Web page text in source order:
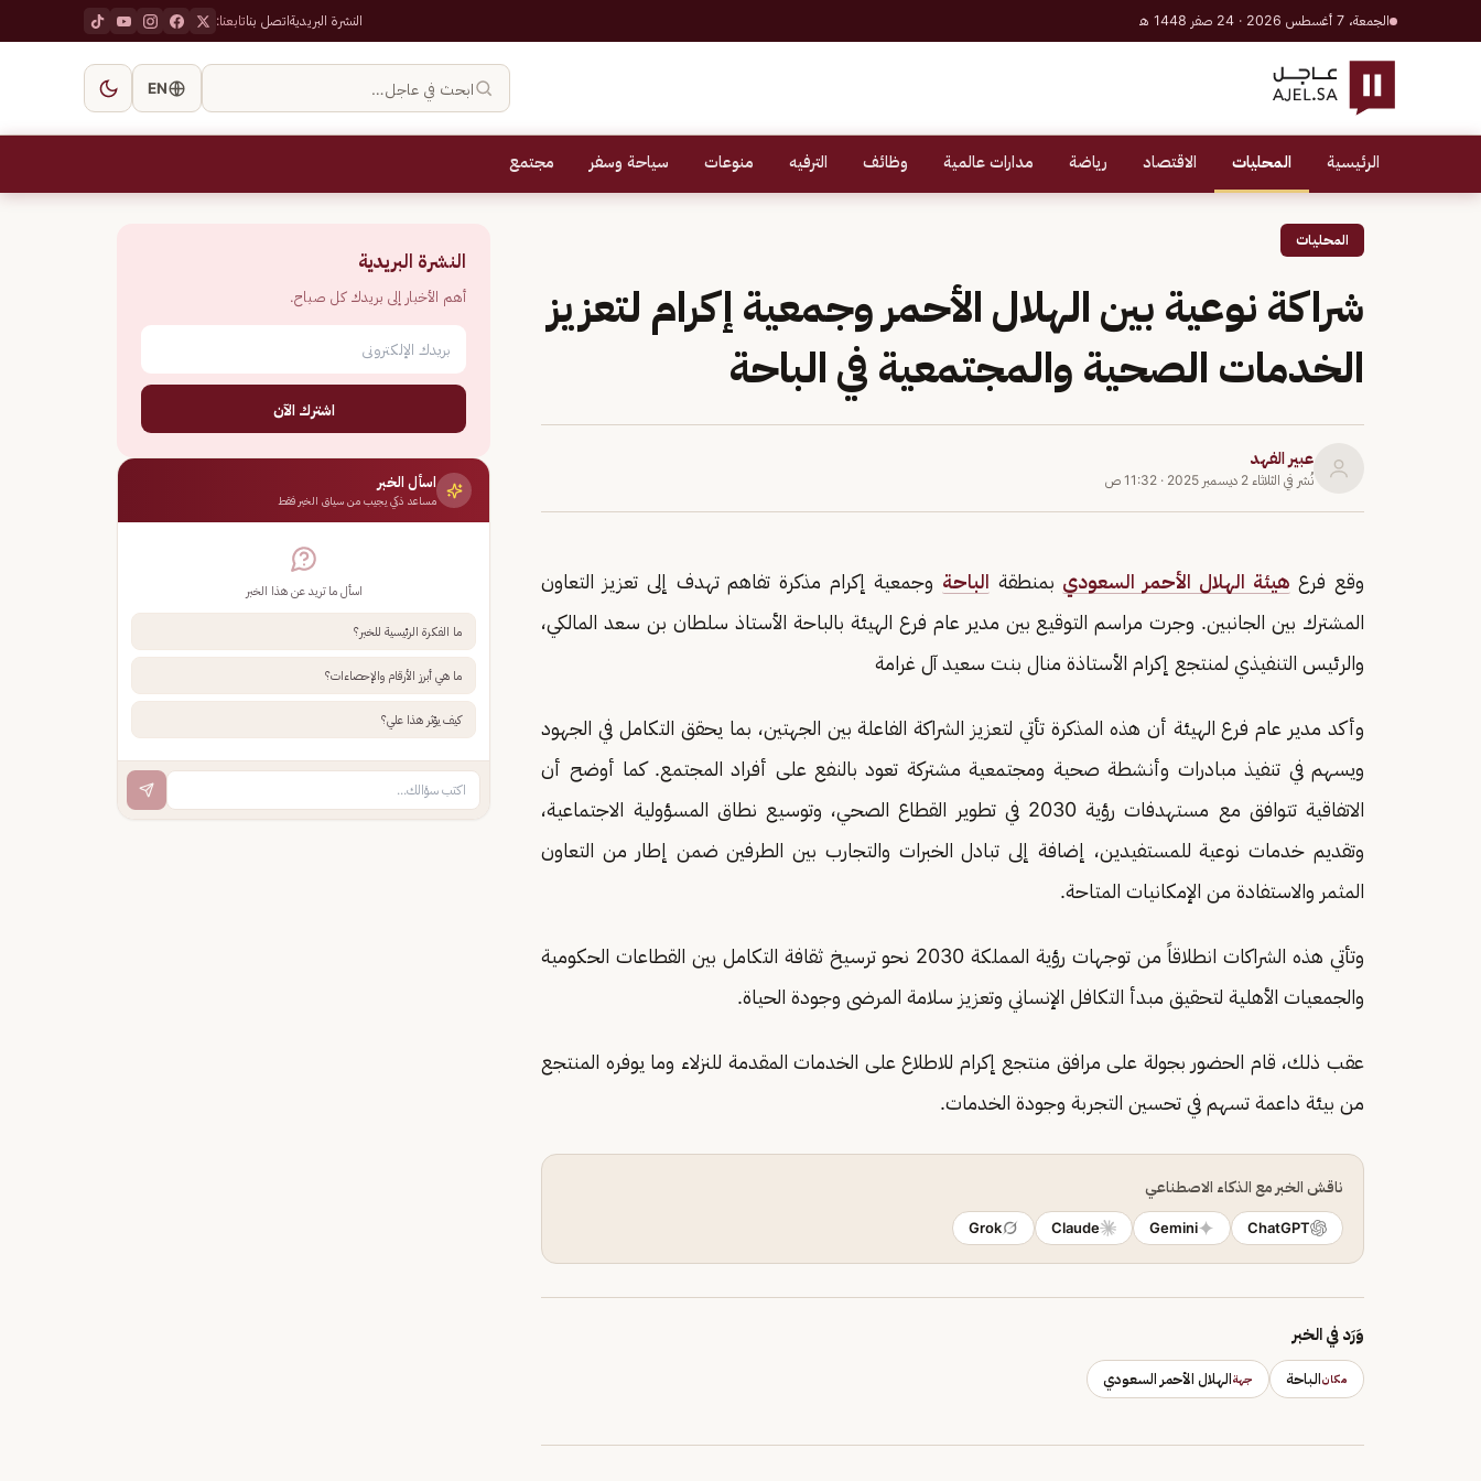
الجمعة، 7 أغسطس 2026 · 24 صفر 1448 هـ النشرة البريديةاتصل بناتابعنا:
ابحث في عاجل… EN
الرئيسية المحليات الاقتصاد رياضة مدارات عالمية وظائف الترفيه منوعات سياحة وسفر مجتمع
المحليات
شراكة نوعية بين الهلال الأحمر وجمعية إكرام لتعزيز
الخدمات الصحية والمجتمعية في الباحة
عبير الفهد
نُشر في الثلاثاء 2 ديسمبر 2025 · 11:32 ص
وقع فرع هيئة الهلال الأحمر السعودي بمنطقة الباحة وجمعية إكرام مذكرة تفاهم تهدف إلى تعزيز التعاون
المشترك بين الجانبين. وجرت مراسم التوقيع بين مدير عام فرع الهيئة بالباحة الأستاذ سلطان بن سعد المالكي،
والرئيس التنفيذي لمنتجع إكرام الأستاذة منال بنت سعيد آل غرامة
وأكد مدير عام فرع الهيئة أن هذه المذكرة تأتي لتعزيز الشراكة الفاعلة بين الجهتين، بما يحقق التكامل في الجهود
ويسهم في تنفيذ مبادرات وأنشطة صحية ومجتمعية مشتركة تعود بالنفع على أفراد المجتمع. كما أوضح أن
الاتفاقية تتوافق مع مستهدفات رؤية 2030 في تطوير القطاع الصحي، وتوسيع نطاق المسؤولية الاجتماعية،
وتقديم خدمات نوعية للمستفيدين، إضافة إلى تبادل الخبرات والتجارب بين الطرفين ضمن إطار من التعاون
المثمر والاستفادة من الإمكانيات المتاحة.
وتأتي هذه الشراكات انطلاقاً من توجهات رؤية المملكة 2030 نحو ترسيخ ثقافة التكامل بين القطاعات الحكومية
والجمعيات الأهلية لتحقيق مبدأ التكافل الإنساني وتعزيز سلامة المرضى وجودة الحياة.
عقب ذلك، قام الحضور بجولة على مرافق منتجع إكرام للاطلاع على الخدمات المقدمة للنزلاء وما يوفره المنتجع
من بيئة داعمة تسهم في تحسين التجربة وجودة الخدمات.
ناقش الخبر مع الذكاء الاصطناعي
ChatGPT
Gemini
Claude
Grok
وَرَد في الخبر
مكانالباحة جهةالهلال الأحمر السعودي
النشرة البريدية
أهم الأخبار إلى بريدك كل صباح.
اشترك الآن
اسأل الخبر
مساعد ذكي يجيب من سياق الخبر فقط
اسأل ما تريد عن هذا الخبر
ما الفكرة الرئيسية للخبر؟
ما هي أبرز الأرقام والإحصاءات؟
كيف يؤثر هذا علي؟